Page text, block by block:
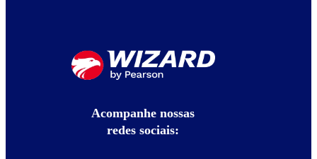
Acompanhe nossas
redes sociais: